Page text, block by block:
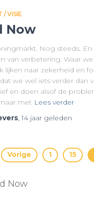
/ VISIE
Now
Nog steeds.
van verbetering. Waar we
lijken naar zekerheid en
we wel iets verder dan
en doen alsof de
met Lees verder
,14 jaar geleden
Vorige 1 15
Now